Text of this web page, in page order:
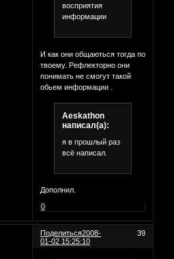
восприятия
информации
И как они общаються тогда по
твоему. Рефлекторно они
понимать не смогут такой
обьем информации .
Aeskathon
написал(а):
я в прошлый раз
всё написал.
Дополнил.
0
Поделиться 39
2008-
01-02 15:25:10